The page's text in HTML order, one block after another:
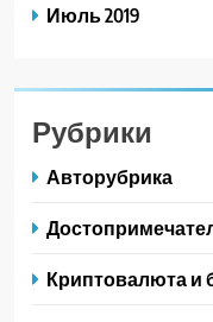
Июль 2019
Рубрики
Авторубрика
Криптовалюта и